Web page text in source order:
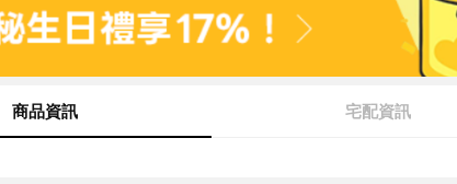
商品資訊 宅配資訊